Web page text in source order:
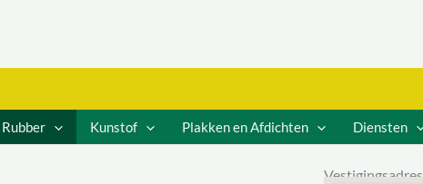
Rubber Kunstof Plakken en Afdichten Diensten
Vestigingsadres